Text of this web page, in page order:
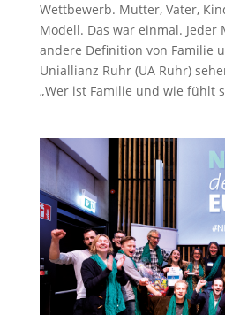
Wettbewerb. Mutter, Vater,
Modell. Das war einmal. Jeder
andere Definition von Familie
Uniallianz Ruhr (UA Ruhr)
„Wer ist Familie und wie fühlt